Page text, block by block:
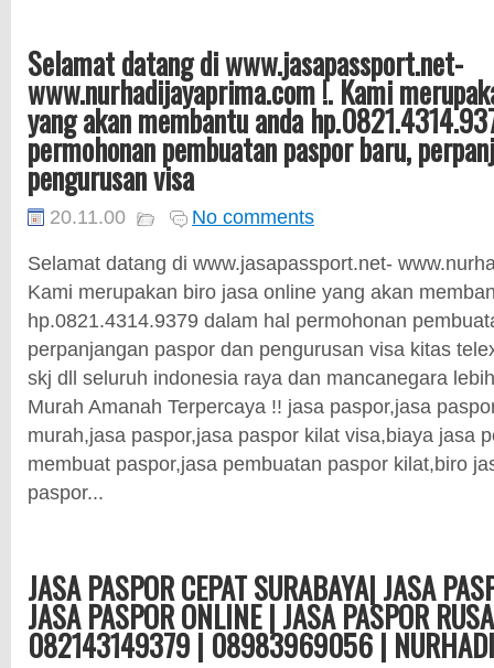
Selamat datang di www.jasapassport.net-
www.nurhadijayaprima.com !. Kami
yang akan membantu anda
permohonan pembuatan paspor baru,
pengurusan visa
20.11.00
No comments
Selamat datang di www.jasapassport.net-
Kami merupakan biro jasa online yang akan
hp.0821.4314.9379 dalam hal permohonan
perpanjangan paspor dan pengurusan visa kitas
skj dll seluruh indonesia raya dan mancanegara
Murah Amanah Terpercaya !! jasa paspor,jasa
murah,jasa paspor,jasa paspor kilat visa,biaya jasa
membuat paspor,jasa pembuatan paspor kilat,biro
paspor...
JASA PASPOR CEPAT SURABAYA| JASA
JASA PASPOR ONLINE | JASA PASPOR
082143149379 | 08983969056 |